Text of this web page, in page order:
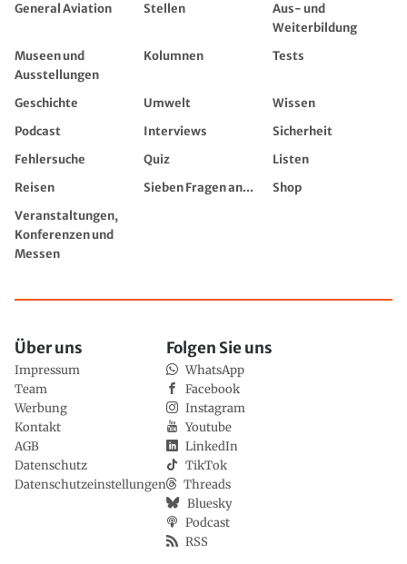
General Aviation
Stellen
Aus- und
Weiterbildung
Museen und
Ausstellungen
Kolumnen Tests
Geschichte Umwelt
Wissen
Podcast
Interviews
Sicherheit
Fehlersuche
Quiz
Listen
Reisen
Sieben Fragen an...
Shop
Veranstaltungen,
Konferenzen und
Messen
Über uns
Impressum
Team
Werbung
Kontakt
AGB
Datenschutz
Datenschutzeinstellungen
Folgen Sie uns
WhatsApp
Facebook
Instagram
Youtube
LinkedIn
TikTok
Threads
Bluesky
Podcast
RSS